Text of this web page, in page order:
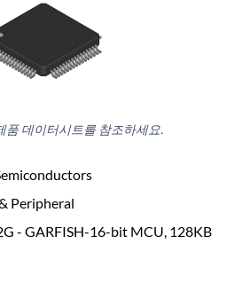
품 데이터시트를 참조하세요.
Peripheral
- GARFISH-16-bit MCU, 128KB